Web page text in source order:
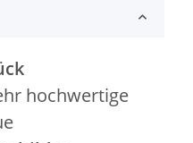
hochwertige